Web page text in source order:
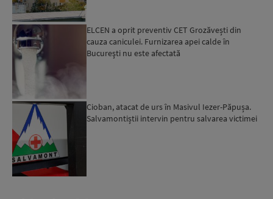
ELCEN a oprit preventiv CET Grozăvești din
cauza caniculei. Furnizarea apei calde în
Bucureşti nu este afectată
Cioban, atacat de urs în Masivul Iezer-Păpușa.
Salvamontiștii intervin pentru salvarea victimei